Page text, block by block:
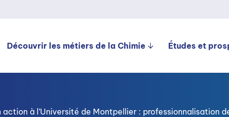
Découvrir les métiers de la Chimie Études et
action à l’Université de Montpellier : professionnalisation